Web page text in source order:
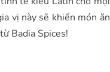
vị này sẽ khiến món ăn
Badia Spices!